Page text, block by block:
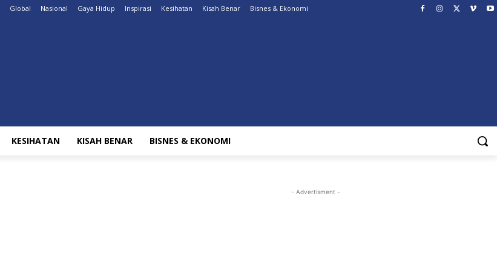
Global Nasional Gaya Hidup Inspirasi Kesihatan Kisah Benar Bisnes & Ekonomi
KESIHATAN KISAH BENAR BISNES & EKONOMI
- Advertisment -